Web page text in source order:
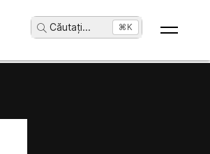
Căutați... ⌘K